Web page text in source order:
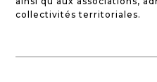
collectivités territoriales.